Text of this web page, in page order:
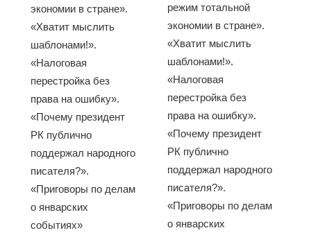
экономии в стране».
«Хватит мыслить
шаблонами!».
«Налоговая
перестройка без
права на ошибку».
«Почему президент
РК публично
поддержал народного
писателя?».
«Приговоры по делам
о январских
событиях»
режим тотальной
экономии в стране».
«Хватит мыслить
шаблонами!».
«Налоговая
перестройка без
права на ошибку».
«Почему президент
РК публично
поддержал народного
писателя?».
«Приговоры по делам
о январских